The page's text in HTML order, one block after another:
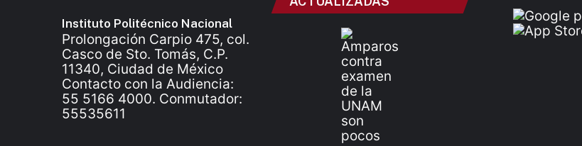
Instituto Politécnico Nacional
Prolongación Carpio 475, col.
Casco de Sto. Tomás, C.P.
11340, Ciudad de México
Contacto con la Audiencia:
55 5166 4000. Conmutador:
55535611